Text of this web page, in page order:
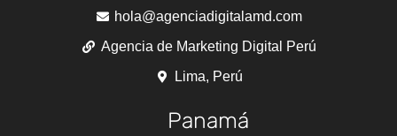
hola@agenciadigitalamd.com
Agencia de Marketing Digital Perú
Lima, Perú
Panamá